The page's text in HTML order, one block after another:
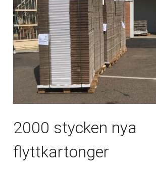
2000 stycken nya
flyttkartonger